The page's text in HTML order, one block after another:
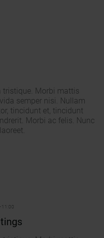
tristique. Morbi mattis
semper nisi. Nullam
tincidunt et, tincidunt
Morbi ac felis. Nunc